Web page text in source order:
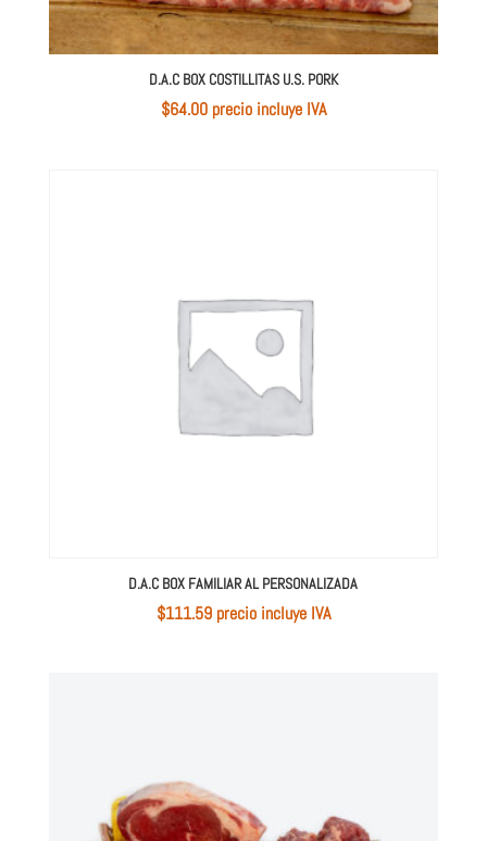
D.A.C BOX COSTILLITAS U.S. PORK
$64.00 precio incluye IVA
D.A.C BOX FAMILIAR AL PERSONALIZADA
$111.59 precio incluye IVA